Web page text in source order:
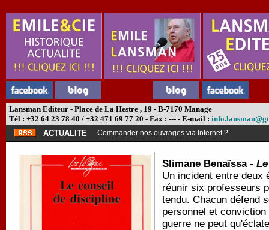
Lansman Editeur - Place de La Hestre , 19 - B-7170 Manage
Tél : +32 64 23 78 40 / +32 471 69 77 20 - Fax : --- - E-mail :
ACTUALITE
Commander nos ouvrages via Internet ?
Slimane Benaïssa -
Un incident entre deux
réunir six professeurs
tendu. Chacun défend
personnel et
guerre ne peut